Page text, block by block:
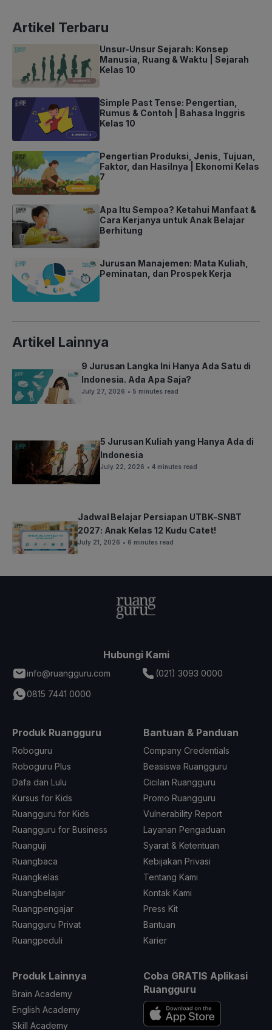
Artikel Terbaru
Unsur-Unsur Sejarah: Konsep
Manusia, Ruang & Waktu | Sejarah
Kelas 10
Simple Past Tense: Pengertian,
Rumus & Contoh | Bahasa Inggris
Kelas 10
Pengertian Produksi, Jenis, Tujuan,
Faktor, dan Hasilnya | Ekonomi Kelas
7
Apa Itu Sempoa? Ketahui Manfaat &
Cara Kerjanya untuk Anak Belajar
Berhitung
Jurusan Manajemen: Mata Kuliah,
Peminatan, dan Prospek Kerja
Artikel Lainnya
9 Jurusan Langka Ini Hanya Ada Satu di
Indonesia. Ada Apa Saja?
July 27, 2026 • 5 minutes read
5 Jurusan Kuliah yang Hanya Ada di
Indonesia
July 22, 2026 • 4 minutes read
Jadwal Belajar Persiapan UTBK-SNBT
2027: Anak Kelas 12 Kudu Catet!
July 21, 2026 • 6 minutes read
Hubungi Kami
info@ruangguru.com
(021) 3093 0000
0815 7441 0000
Produk Ruangguru
Roboguru
Roboguru Plus
Dafa dan Lulu
Kursus for Kids
Ruangguru for Kids
Ruangguru for Business
Ruanguji
Ruangbaca
Ruangkelas
Ruangbelajar
Ruangpengajar
Ruangguru Privat
Ruangpeduli
Bantuan & Panduan
Company Credentials
Beasiswa Ruangguru
Cicilan Ruangguru
Promo Ruangguru
Vulnerability Report
Layanan Pengaduan
Syarat & Ketentuan
Kebijakan Privasi
Tentang Kami
Kontak Kami
Press Kit
Bantuan
Karier
Produk Lainnya
Brain Academy
English Academy
Skill Academy
Coba GRATIS Aplikasi
Ruangguru